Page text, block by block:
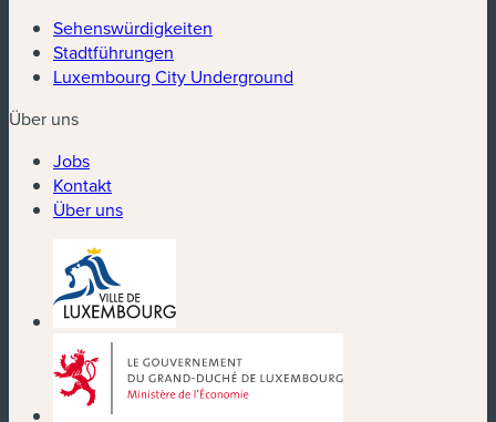
Sehenswürdigkeiten
Stadtführungen
Luxembourg City Underground
Über uns
Jobs
Kontakt
Über uns